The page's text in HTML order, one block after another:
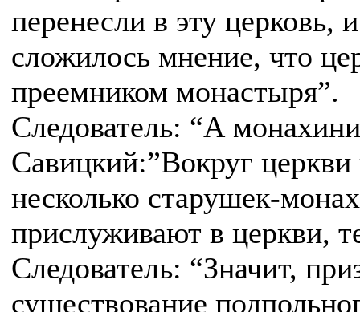
перенесли в эту церковь,
сложилось мнение, что
преемником монастыря”.
Следователь: “А
Савицкий:”Вокруг
несколько старушек-
прислуживают в церкви,
Следователь: “Значит,
существование